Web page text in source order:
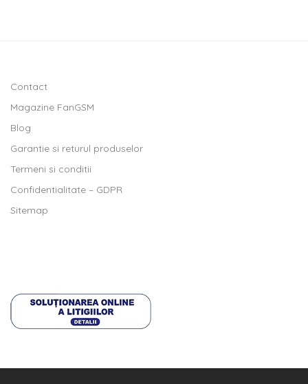
Contact
Magazine FanGSM
Blog
Garantie si returul produselor
Termeni si conditii
Confidentialitate – GDPR
Sitemap